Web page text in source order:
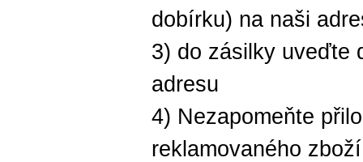
dobírku) na naši
3) do zásilky uveďte
adresu
4) Nezapomeňte
reklamovaného